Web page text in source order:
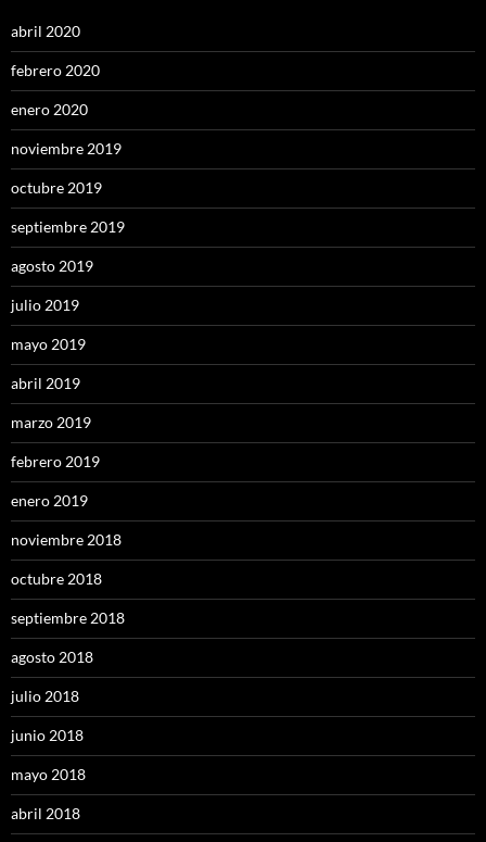
abril 2020
febrero 2020
enero 2020
noviembre 2019
octubre 2019
septiembre 2019
agosto 2019
julio 2019
mayo 2019
abril 2019
marzo 2019
febrero 2019
enero 2019
noviembre 2018
octubre 2018
septiembre 2018
agosto 2018
julio 2018
junio 2018
mayo 2018
abril 2018